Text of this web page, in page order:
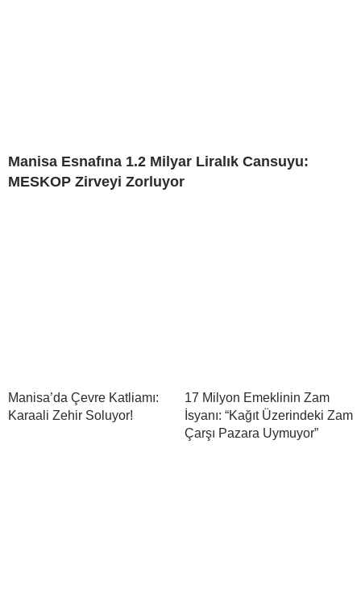
Manisa Esnafına 1.2 Milyar Liralık Cansuyu:
MESKOP Zirveyi Zorluyor
Manisa’da Çevre Katliamı:
Karaali Zehir Soluyor!
17 Milyon Emeklinin Zam
İsyanı: “Kağıt Üzerindeki Zam
Çarşı Pazara Uymuyor”